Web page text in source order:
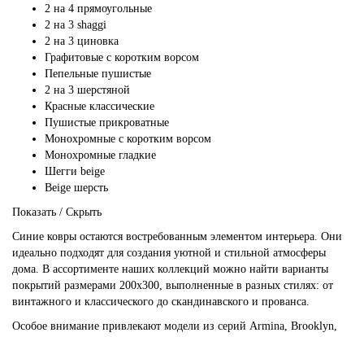
2 на 4 прямоугольные
2 на 3 shaggi
2 на 3 циновка
Графитовые с коротким ворсом
Пепельные пушистые
2 на 3 шерстяной
Красные классические
Пушистые прикроватные
Монохромные с коротким ворсом
Монохромные гладкие
Шегги beige
Beige шерсть
Показать / Скрыть
Синие ковры остаются востребованным элементом интерьера. Они
идеально подходят для создания уютной и стильной атмосферы
дома. В ассортименте наших коллекций можно найти варианты
покрытий размерами 200x300, выполненные в разных стилях: от
винтажного и классического до скандинавского и прованса.
Особое внимание привлекают модели из серий Armina, Brooklyn,